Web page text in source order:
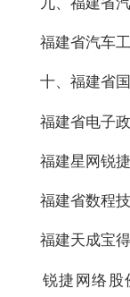
福建省汽车
十、福建省
福建省电子
福建星网锐
福建省数程
福建天成宝
锐捷网络股